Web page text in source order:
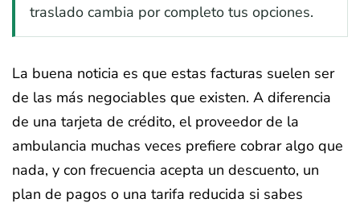
traslado cambia por completo tus opciones.
La buena noticia es que estas facturas suelen ser
de las más negociables que existen. A diferencia
de una tarjeta de crédito, el proveedor de la
ambulancia muchas veces prefiere cobrar algo que
nada, y con frecuencia acepta un descuento, un
plan de pagos o una tarifa reducida si sabes